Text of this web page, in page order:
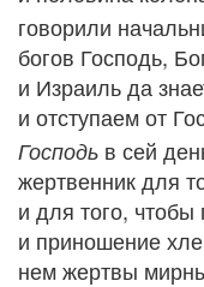
говорили
богов Господь,
и Израиль да
и отступаем от
Господь в сей
жертвенник для
и для того,
и приношение
нем жертвы